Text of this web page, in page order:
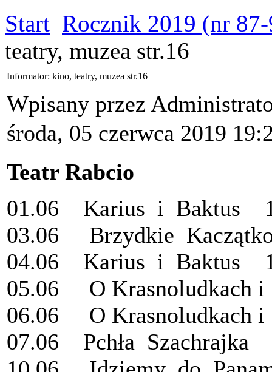
Start Rocznik 2019 (nr
teatry, muzea str.16
Informator: kino, teatry, muzea str.16
Wpisany przez
środa, 05 czerwca 2019
Teatr Rabcio
01.06 Karius i Baktus
03.06 Brzydkie
04.06 Karius i Baktus
05.06 O Krasnoludkach
06.06 O Krasnoludkach
07.06 Pchła Szachrajka